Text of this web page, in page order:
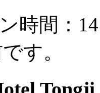
時間：
す。